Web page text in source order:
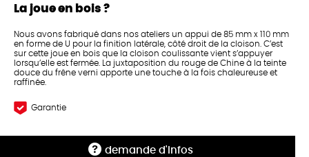
La joue en bois ?
Nous avons fabriqué dans nos ateliers un appui de 85 mm x 110 mm
en forme de U pour la finition latérale, côté droit de la cloison. C’est
sur cette joue en bois que la cloison coulissante vient s’appuyer
lorsqu’elle est fermée. La juxtaposition du rouge de Chine à la teinte
douce du frêne verni apporte une touche à la fois chaleureuse et
raffinée.
Garantie
demande d'infos